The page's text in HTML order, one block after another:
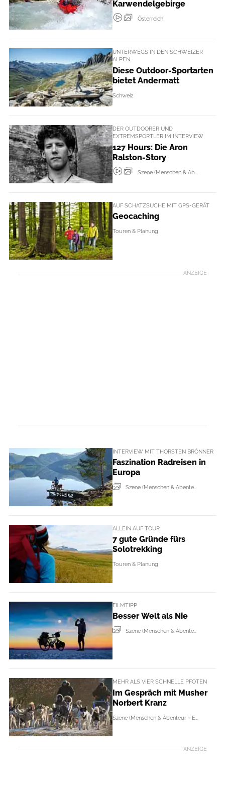
Karwendelgebirge
Österreich
UNTERWEGS IN DEN SCHWEIZER
ALPEN
Diese Outdoor-Sportarten
bietet Andermatt
Schweiz
DER OUTDOORER UND
EXTREMSPORTLER IM INTERVIEW
127 Hours: Die Aron
Ralston-Story
Szene (Menschen & Abenteur + Events)
AUF SCHATZSUCHE MIT GPS-GERÄT
Geocaching
Touren & Planung
ANZEIGE
INTERVIEW MIT THORSTEN BRÖNNER
Faszination Radreisen in
Europa
Szene (Menschen & Abenteur + Events)
ALLEIN AUF TOUR
7 gute Gründe fürs
Solotrekking
Touren & Planung
FILMTIPP
Besser Welt als Nie
Szene (Menschen & Abenteur + Events)
MEHR ALS VIER SCHNELLE PFOTEN
Im Gespräch mit Musher
Norbert Kranz
Szene (Menschen & Abenteur + Events)
ANZEIGE